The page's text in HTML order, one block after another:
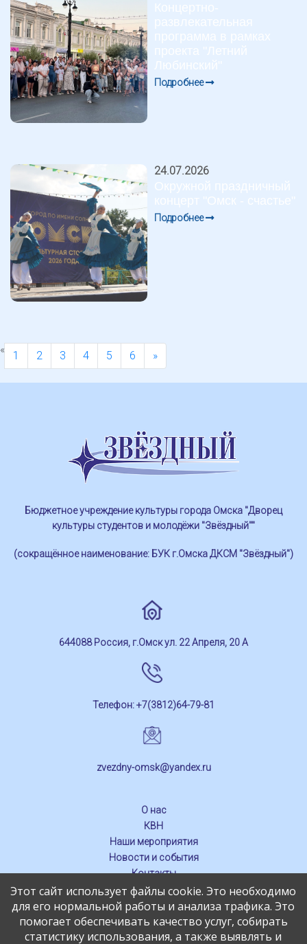
Концертно-
развлекательная
программа в рамках
проекта "Летний
Любинский"
Подробнее
24.07.2026
Окружной праздничный
концерт "Омск - счастье"
Подробнее
« 1 2 3 4 5 6 »
Бюджетное учреждение культуры города Омска "Дворец
культуры студентов и молодёжи "Звёздный""
(сокращённое наименование: БУК г.Омска ДКСМ "Звёздный")
644088 Россия, г.Омск ул. 22 Апреля, 20 А
Телефон: +7(3812)64-79-81
zvezdny-omsk@yandex.ru
О нас
КВН
Наши мероприятия
Новости и события
Контакты
СМИ о нас
Обратная связь
Этот сайт использует файлы cookie. Это необходимо
для его нормальной работы и анализа трафика. Это
помогает обеспечивать качество услуг, собирать
статистику использования, а также выявлять и